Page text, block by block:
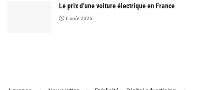
Le prix d’une voiture électrique en France
6 août 2026